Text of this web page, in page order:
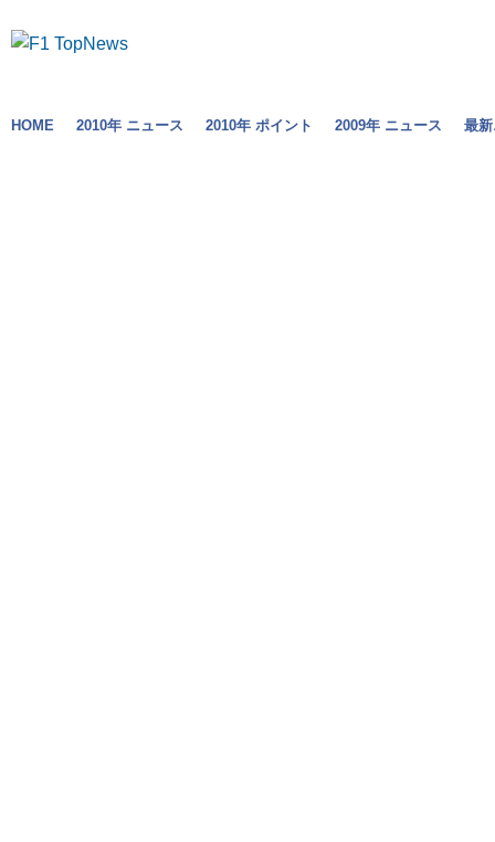
HOME 2010年 ニュース 2010年 ポイント 2009年 ニュース 最